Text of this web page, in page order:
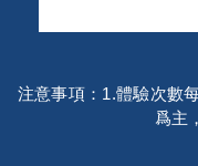
注意事項：1.體驗次數
爲主